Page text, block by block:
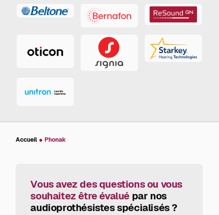
Beltone
Bernafon
GN
ReSound
Oticon Signia
Starkey
Unitron
Accueil Phonak
Vous avez des questions ou vous
souhaitez être évalué par nos
audioprothésistes spécialisés ?